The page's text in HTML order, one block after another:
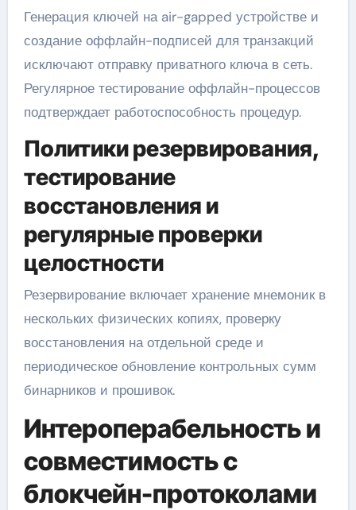
Генерация ключей на air-gapped устройстве и
создание оффлайн-подписей для транзакций
исключают отправку приватного ключа в сеть.
Регулярное тестирование оффлайн-процессов
подтверждает работоспособность процедур.
Политики резервирования,
тестирование
восстановления и
регулярные проверки
целостности
Резервирование включает хранение мнемоник в
нескольких физических копиях, проверку
восстановления на отдельной среде и
периодическое обновление контрольных сумм
бинарников и прошивок.
Интероперабельность и
совместимость с
блокчейн-протоколами